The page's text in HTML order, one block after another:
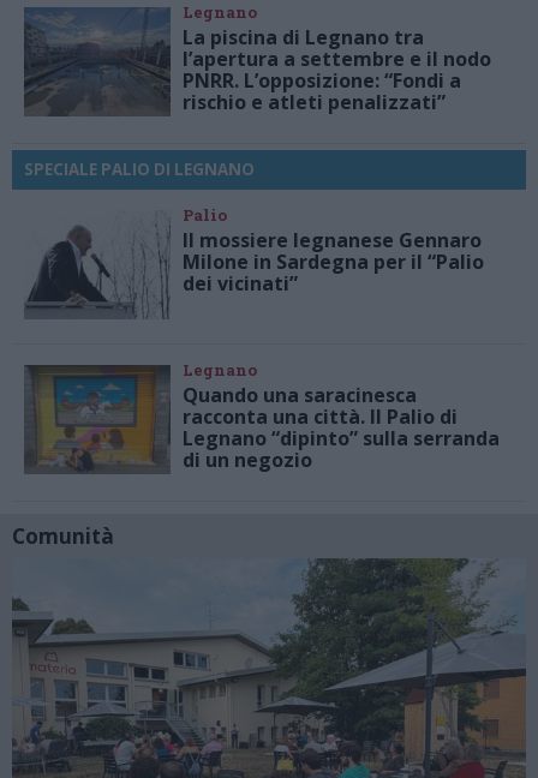
Legnano
La piscina di Legnano tra
l’apertura a settembre e il nodo
PNRR. L’opposizione: “Fondi a
rischio e atleti penalizzati”
SPECIALE PALIO DI LEGNANO
Palio
Il mossiere legnanese Gennaro
Milone in Sardegna per il “Palio
dei vicinati”
Legnano
Quando una saracinesca
racconta una città. Il Palio di
Legnano “dipinto” sulla serranda
di un negozio
Comunità